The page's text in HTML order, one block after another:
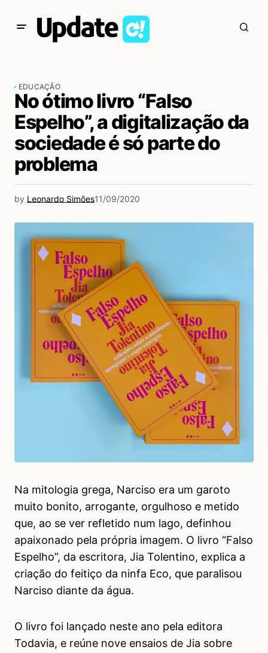
EDUCAÇÃO
No ótimo livro “Falso
Espelho”, a digitalização da
sociedade é só parte do
problema
by Leonardo Simões11/09/2020
Na mitologia grega, Narciso era um garoto
muito bonito, arrogante, orgulhoso e metido
que, ao se ver refletido num lago, definhou
apaixonado pela própria imagem. O livro “Falso
Espelho”, da escritora, Jia Tolentino, explica a
criação do feitiço da ninfa Eco, que paralisou
Narciso diante da água.
O livro foi lançado neste ano pela editora
Todavia, e reúne nove ensaios de Jia sobre